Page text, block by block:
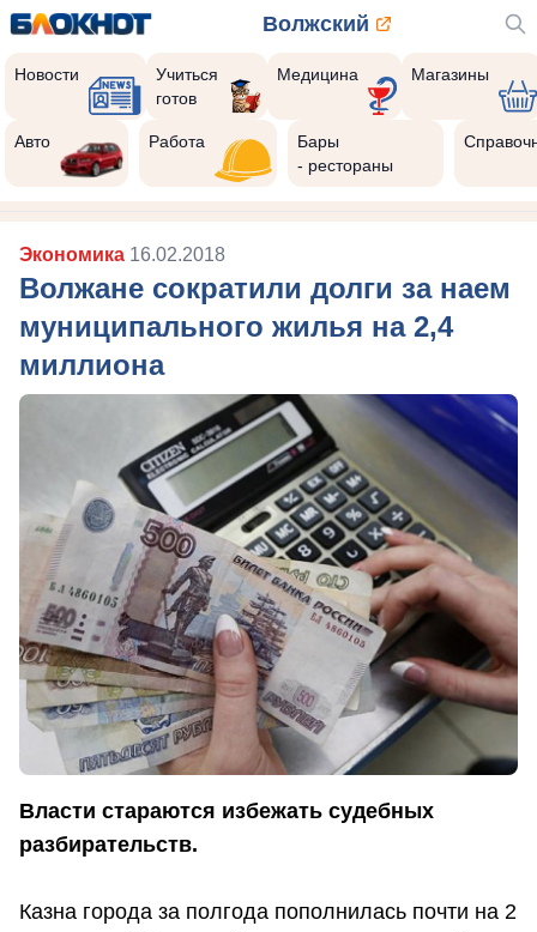
Волжский
Новости
Учиться
готов
Медицина Магазины
Авто Работа
Бары
- рестораны
Экономика 16.02.2018
Волжане сократили долги за наем
муниципального жилья на 2,4
миллиона
Власти стараются избежать судебных
разбирательств.
Казна города за полгода пополнилась почти на 2